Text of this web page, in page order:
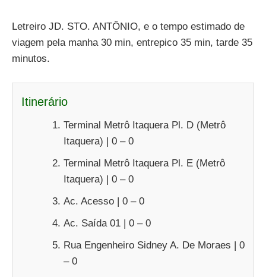
Letreiro JD. STO. ANTÔNIO, e o tempo estimado de
viagem pela manha 30 min, entrepico 35 min, tarde 35
minutos.
Itinerário
Terminal Metrô Itaquera Pl. D (Metrô
Itaquera) | 0 – 0
Terminal Metrô Itaquera Pl. E (Metrô
Itaquera) | 0 – 0
Ac. Acesso | 0 – 0
Ac. Saída 01 | 0 – 0
Rua Engenheiro Sidney A. De Moraes | 0
– 0